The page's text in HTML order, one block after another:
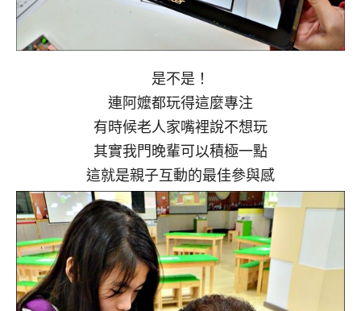
是不是！
連阿嬤都玩得這麼專注
有時候老人家嘴裡說不想玩
其實我門晚輩可以積極一點
這就是親子互動的最佳參與感